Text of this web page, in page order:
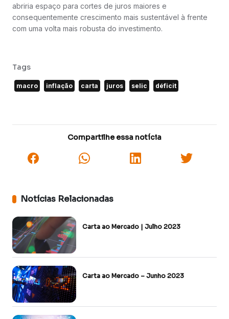
abriria espaço para cortes de juros maiores e
consequentemente crescimento mais sustentável à frente
com uma volta mais robusta do investimento.
Tags
macro inflação carta juros selic déficit
Compartilhe essa notícia
Notícias Relacionadas
Carta ao Mercado | Julho 2023
Carta ao Mercado – Junho 2023